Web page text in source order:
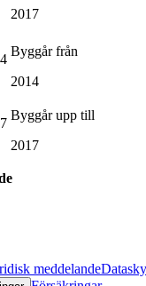
2017
Byggår från
2014
Byggår upp till
2017
meddelande